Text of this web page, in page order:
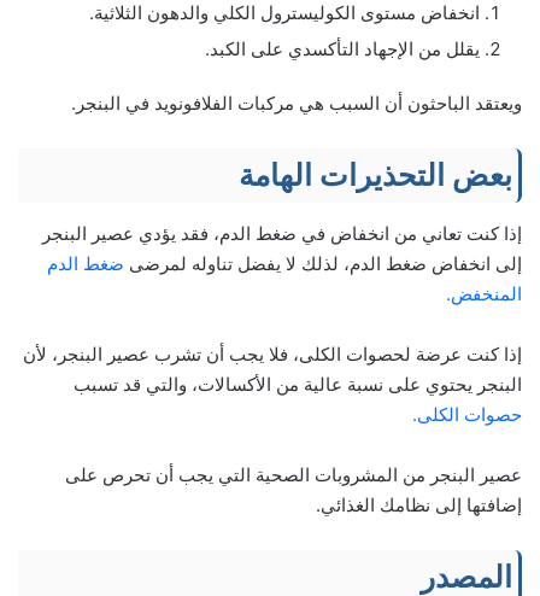
انخفاض مستوى الكوليسترول الكلي والدهون الثلاثية.
يقلل من الإجهاد التأكسدي على الكبد.
ويعتقد الباحثون أن السبب هي مركبات الفلافونويد في البنجر.
بعض التحذيرات الهامة
إذا كنت تعاني من انخفاض في ضغط الدم، فقد يؤدي عصير البنجر
إلى انخفاض ضغط الدم، لذلك لا يفضل تناوله لمرضى ضغط الدم
المنخفض.
إذا كنت عرضة لحصوات الكلى، فلا يجب أن تشرب عصير البنجر، لأن
البنجر يحتوي على نسبة عالية من الأكسالات، والتي قد تسبب
حصوات الكلى.
عصير البنجر من المشروبات الصحية التي يجب أن تحرص على
إضافتها إلى نظامك الغذائي.
المصدر